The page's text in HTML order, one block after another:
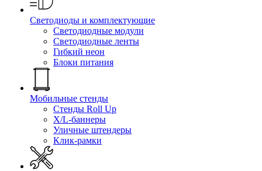
Светодиоды и комплектующие
Светодиодные модули
Светодиодные ленты
Гибкий неон
Блоки питания
Мобильные стенды
Стенды Roll Up
X/L-баннеры
Уличные штендеры
Клик-рамки